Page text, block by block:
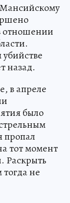
отношении
назад.
в апреле
было
пропал
тот момент
Раскрыть
не